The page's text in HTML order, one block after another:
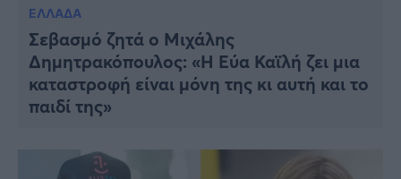
ΕΛΛΑΔΑ
Σεβασμό ζητά ο Μιχάλης
Δημητρακόπουλος: «Η Εύα Καϊλή ζει μια
καταστροφή είναι μόνη της κι αυτή και το
παιδί της»